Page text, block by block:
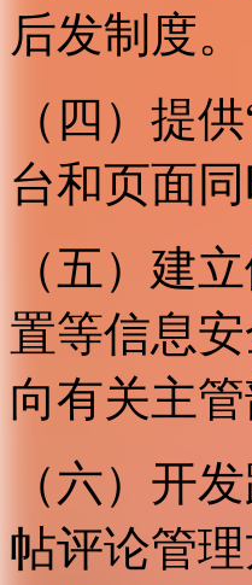
后发制度。
（四）提
台和页面
（五）建
置等信息
向有关主管
（六）开
帖评论管